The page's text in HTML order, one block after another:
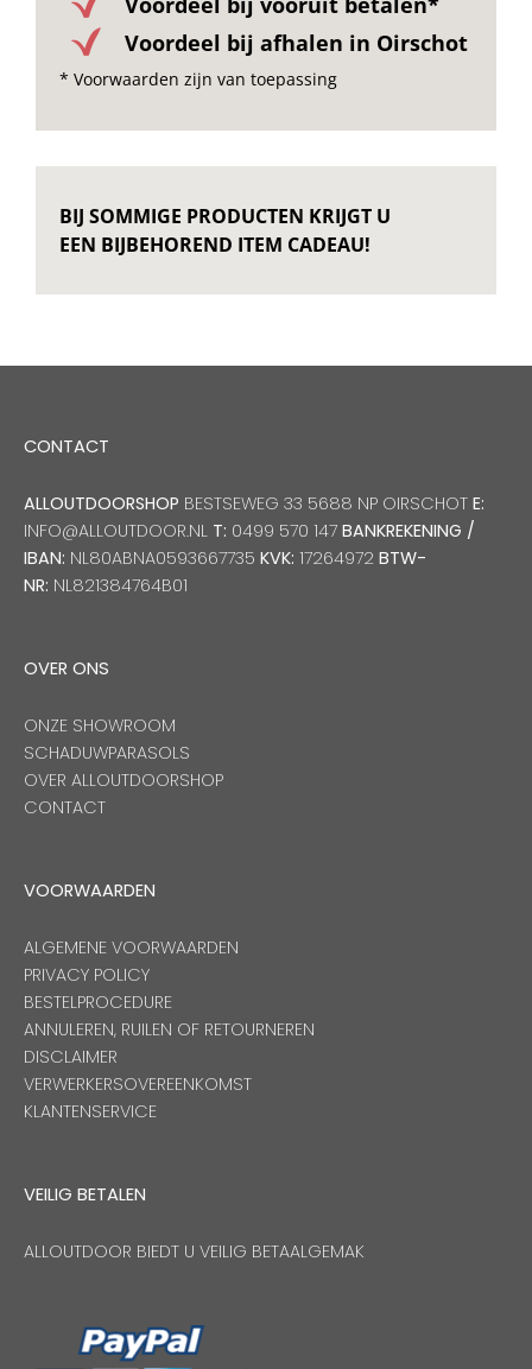
Voordeel bij afhalen in Oirschot
* Voorwaarden zijn van toepassing
BIJ SOMMIGE PRODUCTEN KRIJGT U
EEN BIJBEHOREND ITEM CADEAU!
CONTACT
ALLOUTDOORSHOP BESTSEWEG 33 5688 NP OIRSCHOT E:
INFO@ALLOUTDOOR.NL T: 0499 570 147 BANKREKENING /
IBAN: NL80ABNA0593667735 KVK: 17264972 BTW-
NR: NL821384764B01
OVER ONS
ONZE SHOWROOM
SCHADUWPARASOLS
OVER ALLOUTDOORSHOP
CONTACT
VOORWAARDEN
ALGEMENE VOORWAARDEN
PRIVACY POLICY
BESTELPROCEDURE
ANNULEREN, RUILEN OF RETOURNEREN
DISCLAIMER
VERWERKERSOVEREENKOMST
KLANTENSERVICE
VEILIG BETALEN
ALLOUTDOOR BIEDT U VEILIG BETAALGEMAK